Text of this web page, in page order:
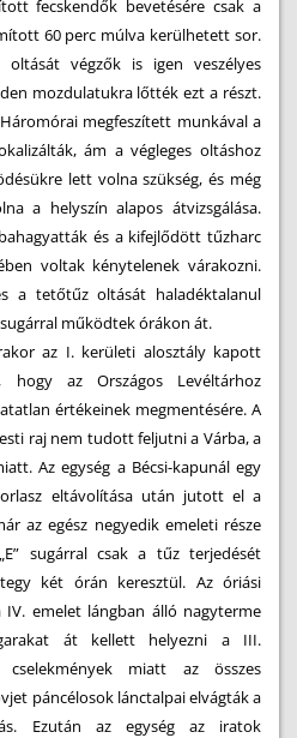
fecskendők bevetésére csak a
60 perc múlva kerülhetett sor.
végzők is igen veszélyes
mozdulatukra lőtték ezt a részt.
megfeszített munkával a
ám a végleges oltáshoz
lett volna szükség, és még
a helyszín alapos átvizsgálása.
és a kifejlődött tűzharc
voltak kénytelenek várakozni.
a tetőtűz oltását haladéktalanul
működtek órákon át.
az I. kerületi alosztály kapott
hogy az Országos Levéltárhoz
értékeinek megmentésére. A
raj nem tudott feljutni a Várba, a
Az egység a Bécsi-kapunál egy
eltávolítása után jutott el a
az egész negyedik emeleti része
sugárral csak a tűz terjedését
két órán keresztül. Az óriási
emelet lángban álló nagyterme
át kellett helyezni a III.
miatt az összes
páncélosok lánctalpai elvágták a
Ezután az egység az iratok